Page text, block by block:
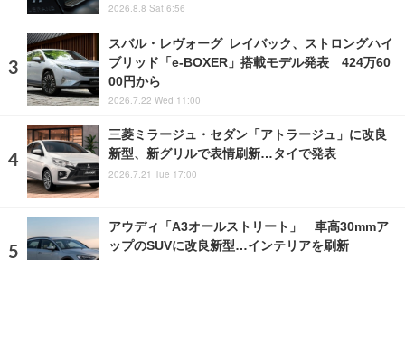
2026.8.8 Sat 6:56
スバル・レヴォーグ レイバック、ストロングハイ
ブリッド「e-BOXER」搭載モデル発表 424万60
00円から
2026.7.22 Wed 11:00
三菱ミラージュ・セダン「アトラージュ」に改良
新型、新グリルで表情刷新…タイで発表
2026.7.21 Tue 17:00
アウディ「A3オールストリート」 車高30mmア
ップのSUVに改良新型…インテリアを刷新